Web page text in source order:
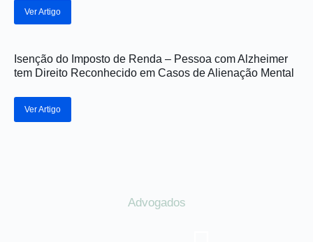
Ver Artigo
Isenção do Imposto de Renda – Pessoa com Alzheimer
tem Direito Reconhecido em Casos de Alienação Mental
Ver Artigo
Advogados